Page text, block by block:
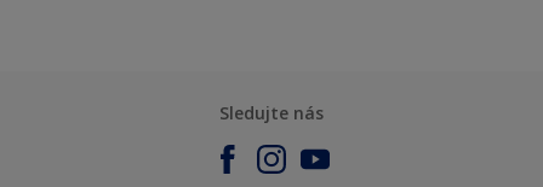
Sledujte nás